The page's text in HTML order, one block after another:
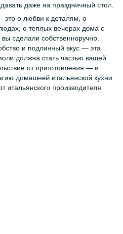
даже на праздничный стол.
это о любви к деталям, о
о теплых вечерах дома с
сделали собственноручно.
и подлинный вкус — эта
должна стать частью вашей
от приготовления — и
домашней итальянской кухни
итальянского производителя